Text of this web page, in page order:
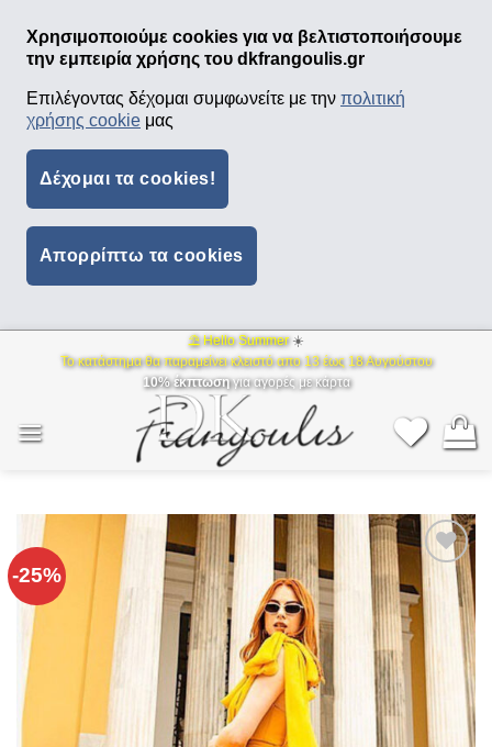
Χρησιμοποιούμε cookies για να βελτιστοποιήσουμε
την εμπειρία χρήσης του dkfrangoulis.gr
Επιλέγοντας δέχομαι συμφωνείτε με την πολιτική
χρήσης cookie μας
Δέχομαι τα cookies!
Απορρίπτω τα cookies
⛱ Hello Summer ☀️
Το κατάστημα θα παραμείνει κλειστό απο 13 έως 18 Αυγούστου
10% έκπτωσηγια αγορές με κάρτα
-25%
Add to
wishlist